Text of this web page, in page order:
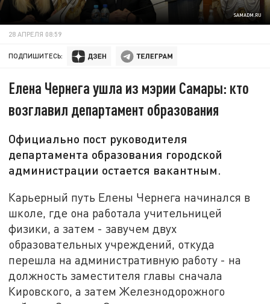
SAMADM.RU
28 АПРЕЛЯ 08:59
ПОДПИШИТЕСЬ:
Елена Чернега ушла из мэрии Самары: кто
возглавил департамент образования
Официально пост руководителя
департамента образования городской
администрации остается вакантным.
Карьерный путь Елены Чернега начинался в
школе, где она работала учительницей
физики, а затем - завучем двух
образовательных учреждений, откуда
перешла на административную работу - на
должность заместителя главы сначала
Кировского, а затем Железнодорожного